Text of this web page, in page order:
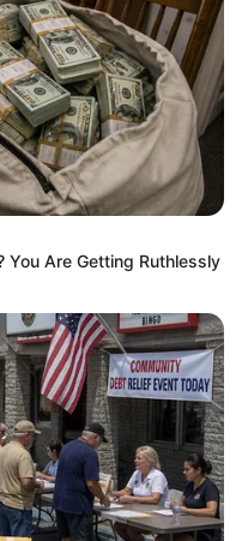
Where Are They 20
Are Getting Ruthlessly